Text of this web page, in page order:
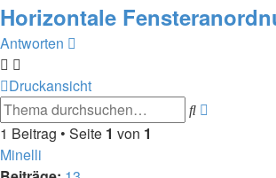
Horizontale
Antworten
Druckansicht
Suche
1 Beitrag • Seite 1 von 1
Minelli